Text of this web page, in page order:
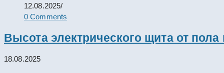
12.08.2025/
0 Comments
Высота электрического щита от
18.08.2025